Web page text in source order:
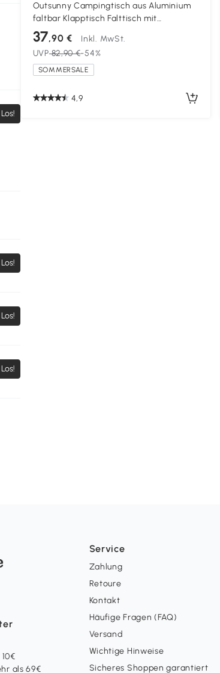
Los!
Los!
Los!
Los!
Outsunny Campingtisch aus Aluminium
faltbar Klapptisch Falttisch mit
Netztasche tragbarer Picknicktisch für
Camping Garten Party Picknick Balkon
Schwarz 70 x 70 x 69 cm
37,90 €
Inkl. MwSt.
UVP82,90 €-54%
SOMMERSALE
4,9
als 69€
Service
Zahlung
Retoure
Kontakt
Häufige Fragen (FAQ)
Versand
Wichtige Hinweise
Sicheres Shoppen garantiert